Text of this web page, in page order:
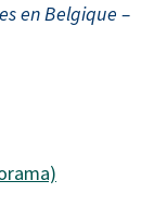
en Belgique –